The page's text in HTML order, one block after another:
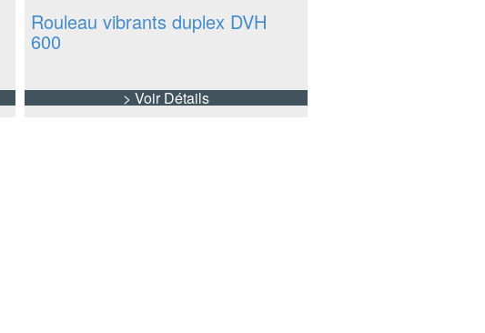
Rouleau vibrants duplex DVH
600
> Voir Détails